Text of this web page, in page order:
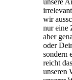
wir
nur eine
aber
oder
sondern
reicht
unseren